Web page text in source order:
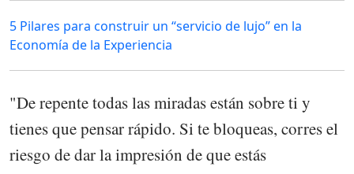
5 Pilares para construir un “servicio de lujo” en la
Economía de la Experiencia
"De repente todas las miradas están sobre ti y
tienes que pensar rápido. Si te bloqueas, corres el
riesgo de dar la impresión de que estás